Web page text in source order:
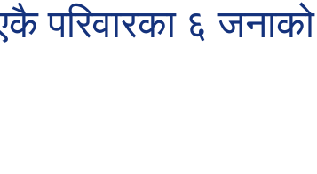
परिवारका ६ जनाको